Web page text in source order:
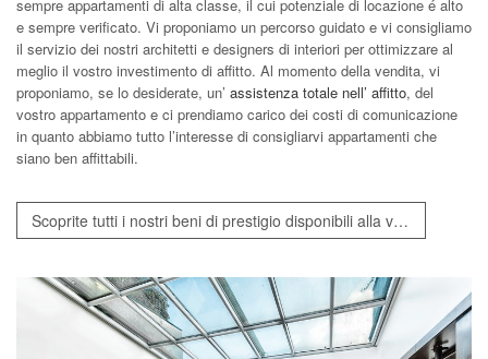
sempre appartamenti di alta classe, il cui potenziale di locazione é alto
e sempre verificato. Vi proponiamo un percorso guidato e vi consigliamo
il servizio dei nostri architetti e designers di interiori per ottimizzare al
meglio il vostro investimento di affitto. Al momento della vendita, vi
proponiamo, se lo desiderate, un’ assistenza totale nell’ affitto, del
vostro appartamento e ci prendiamo carico dei costi di comunicazione
in quanto abbiamo tutto l’interesse di consigliarvi appartamenti che
siano ben affittabili.
Scoprite tutti i nostri beni di prestigio disponibili alla vendita